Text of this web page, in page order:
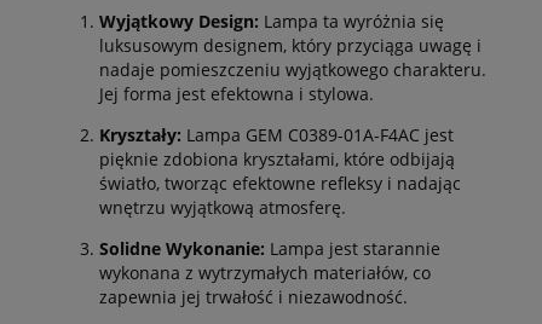
Wyjątkowy Design: Lampa ta wyróżnia się
luksusowym designem, który przyciąga uwagę i
nadaje pomieszczeniu wyjątkowego charakteru.
Jej forma jest efektowna i stylowa.
Kryształy: Lampa GEM C0389-01A-F4AC jest
pięknie zdobiona kryształami, które odbijają
światło, tworząc efektowne refleksy i nadając
wnętrzu wyjątkową atmosferę.
Solidne Wykonanie: Lampa jest starannie
wykonana z wytrzymałych materiałów, co
zapewnia jej trwałość i niezawodność.